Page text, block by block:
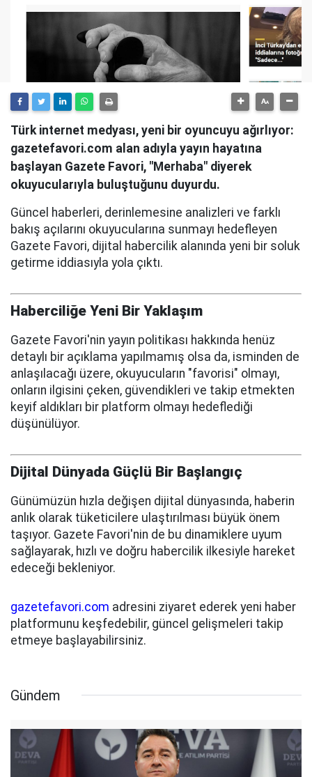
Türk internet medyası, yeni bir oyuncuyu ağırlıyor:
gazetefavori.com alan adıyla yayın hayatına
başlayan Gazete Favori, "Merhaba" diyerek
okuyucularıyla buluştuğunu duyurdu.
Güncel haberleri, derinlemesine analizleri ve farklı
bakış açılarını okuyucularına sunmayı hedefleyen
Gazete Favori, dijital habercilik alanında yeni bir soluk
getirme iddiasıyla yola çıktı.
Haberciliğe Yeni Bir Yaklaşım
Gazete Favori'nin yayın politikası hakkında henüz
detaylı bir açıklama yapılmamış olsa da, isminden de
anlaşılacağı üzere, okuyucuların "favorisi" olmayı,
onların ilgisini çeken, güvendikleri ve takip etmekten
keyif aldıkları bir platform olmayı hedeflediği
düşünülüyor.
Dijital Dünyada Güçlü Bir Başlangıç
Günümüzün hızla değişen dijital dünyasında, haberin
anlık olarak tüketicilere ulaştırılması büyük önem
taşıyor. Gazete Favori'nin de bu dinamiklere uyum
sağlayarak, hızlı ve doğru habercilik ilkesiyle hareket
edeceği bekleniyor.
gazetefavori.com adresini ziyaret ederek yeni haber
platformunu keşfedebilir, güncel gelişmeleri takip
etmeye başlayabilirsiniz.
Gündem